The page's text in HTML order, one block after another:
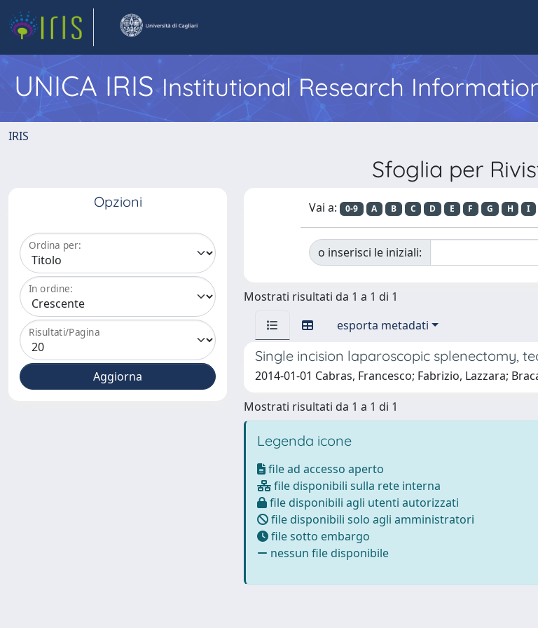
UNICA IRISInstitutional Research
IRIS
Sfoglia per
Opzioni
Ordina per:
In ordine:
Risultati/Pagina
Vai a: 0-9 A B C D E F G H I
o inserisci le iniziali:
Mostrati risultati da 1 a 1 di 1
esporta metadati
Single incision laparoscopic splenectomy,
2014-01-01 Cabras, Francesco; Fabrizio, Lazzara;
Mostrati risultati da 1 a 1 di 1
Legenda icone
file ad accesso aperto
file disponibili sulla rete interna
file disponibili agli utenti autorizzati
file disponibili solo agli amministratori
file sotto embargo
nessun file disponibile